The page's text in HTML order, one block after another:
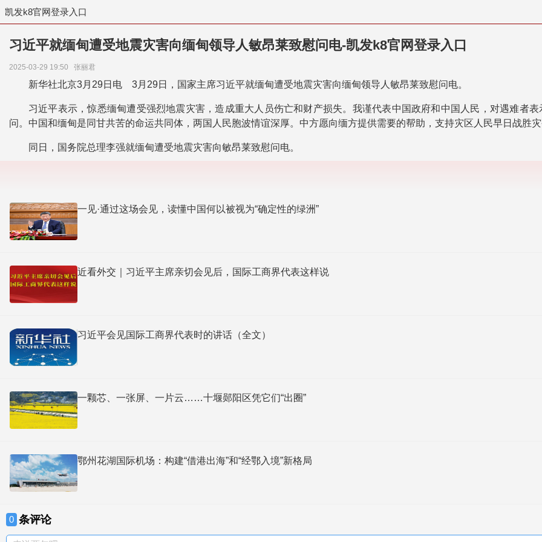
凯发k8官网登录入口
习近平就缅甸遭受地震灾害向缅甸领导人敏昂莱致慰问电-凯发k8官网登录入口
2025-03-29 19:50 张丽君
新华社北京3月29日电 3月29日，国家主席习近平就缅甸遭受地震灾害向缅甸领导人敏昂莱致慰问电。
习近平表示，惊悉缅甸遭受强烈地震灾害，造成重大人员伤亡和财产损失。我谨代表中国政府和中国人民，对遇难者
问。中国和缅甸是同甘共苦的命运共同体，两国人民胞波情谊深厚。中方愿向缅方提供需要的帮助，支持灾区人民早日战胜
同日，国务院总理李强就缅甸遭受地震灾害向敏昂莱致慰问电。
一见·通过这场会见，读懂中国何以被视为“确定性的绿洲”
近看外交｜习近平主席亲切会见后，国际工商界代表这样说
习近平会见国际工商界代表时的讲话（全文）
一颗芯、一张屏、一片云……十堰郧阳区凭它们“出圈”
鄂州花湖国际机场：构建“借港出海”和“经鄂入境”新格局
0 条评论